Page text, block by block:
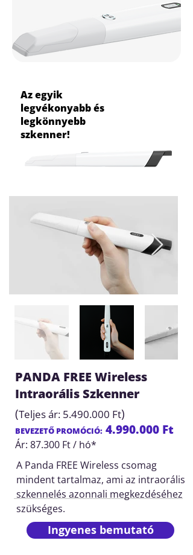
Az egyik
legvékonyabb és
legkönnyebb
szkenner!
(Teljes ár: 5.490.000 Ft)
BEVEZETŐ PROMÓCIÓ: 4.990.000 Ft
Ár: 87.300 Ft / hó*
PANDA FREE Wireless
Intraorális Szkenner
A Panda FREE Wireless csomag
mindent tartalmaz, ami az intraorális
szkennelés azonnali megkezdéséhez
szükséges.
Ingyenes bemutató